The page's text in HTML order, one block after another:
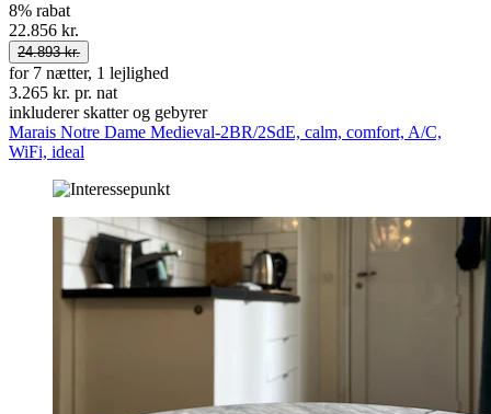
8% rabat
22.856 kr.
24.893 kr.
for 7 nætter, 1 lejlighed
3.265 kr. pr. nat
inkluderer skatter og gebyrer
Marais Notre Dame Medieval-2BR/2SdE, calm, comfort, A/C,
WiFi, ideal